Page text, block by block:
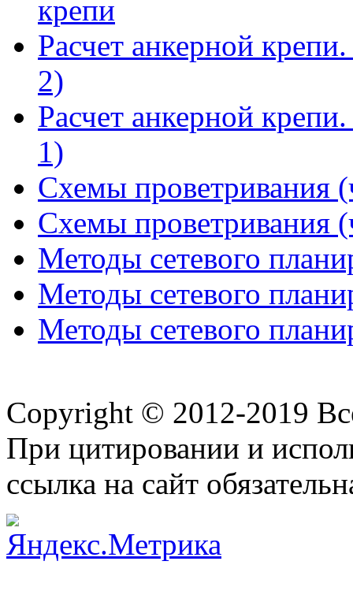
крепи
Расчет анкерной
2)
Расчет анкерной
1)
Схемы проветривания
Схемы проветривания
Методы сетевого
Методы сетевого
Методы сетевого
Copyright © 2012-2019
При цитировании и
ссылка на сайт